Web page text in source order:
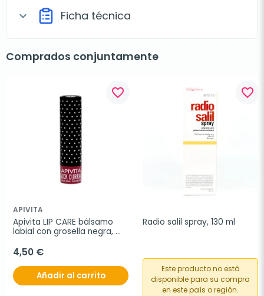
expand_more Ficha técnica
Comprados conjuntamente
favorite_border
APIVITA
Apivita LIP CARE bálsamo
labial con grosella negra,
4,50 €
Añadir al carrito
favorite_border
Radio salil spray, 130 ml
Este producto no está
disponible para su compra
en este país o región.